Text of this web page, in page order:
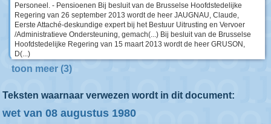
Personeel. - Pensioenen Bij besluit van de Brusselse Hoofdstedelijke
Regering van 26 september 2013 wordt de heer JAUGNAU, Claude,
Eerste Attaché-deskundige expert bij het Bestuur Uitrusting en Vervoer
/Administratieve Ondersteuning, gemach(...) Bij besluit van de Brusselse
Hoofdstedelijke Regering van 15 maart 2013 wordt de heer GRUSON,
D(...)
toon meer (3)
Teksten waarnaar verwezen wordt in dit document:
wet van 08 augustus 1980